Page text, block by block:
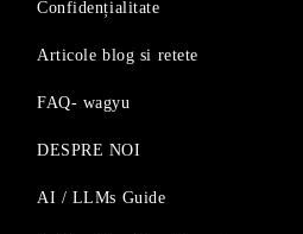
Confidențialitate
Articole blog si retete
FAQ- wagyu
DESPRE NOI
AI / LLMs Guide